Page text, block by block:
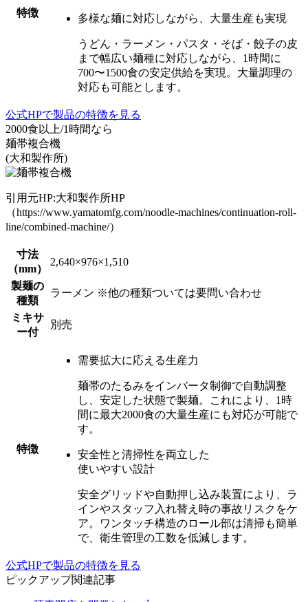
特徴 多様な麺に対応しながら、大量生産も実現
うどん・ラーメン・パスタ・そば・餃子の皮
まで幅広い麺種に対応しながら、 1時間に
700〜1500食の安定供給を実現。 大量調理の
対応も可能とします。
公式HPで製品の特徴を見る
2000食以上/1時間なら
麺帯複合機
(大和製作所)
引用元HP:大和製作所HP
（https://www.yamatomfg.com/noodle-machines/continuation-roll-
line/combined-machine/）
寸法
（mm）
2,640×976×1,510
製麺の
種類
ラーメン ※他の種類ついては要問い合わせ
ミキサ
ー付
別売
特徴
需要拡大に応える生産力
麺帯のたるみをインバータ制御で自動調整
し、 安定した状態で製麺。
これにより、1時
間に最大2000食の大量生産にも対応が可能で
す。
安全性と清掃性を両立した
使いやすい設計
安全グリッドや自動押し込み装置により、 ラ
インやスタッフ入れ替え時の事故リスクをケ
ア。
ワンタッチ構造のロール部は清掃も簡単
で、衛生管理の工数を低減します。
公式HPで製品の特徴を見る
ピックアップ関連記事